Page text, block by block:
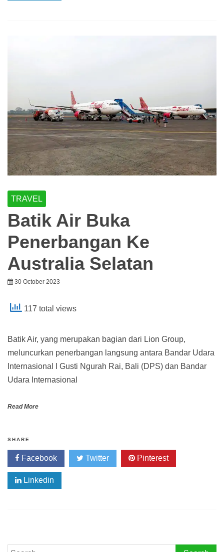
TRAVEL
Batik Air Buka
Penerbangan Ke
Australia Selatan
30 October 2023
117 total views
Batik Air, yang merupakan bagian dari Lion Group,
meluncurkan penerbangan langsung antara Bandar Udara
Internasional I Gusti Ngurah Rai, Bali (DPS) dan Bandar
Udara Internasional
Read More
SHARE
Facebook Twitter Pinterest
Linkedin